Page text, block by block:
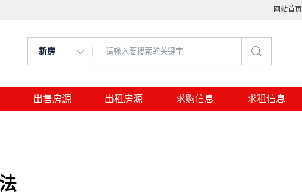
网站首页
新房
出售房源 出租房源 求购信息 求租信息